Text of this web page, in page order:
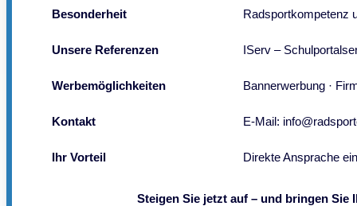
Besonderheit Radsportkompetenz
Unsere Referenzen IServ –
Werbemöglichkeiten Bannerwerbung ·
Kontakt E-Mail:
Ihr Vorteil Direkte Ansprache
Steigen Sie jetzt auf – und bringen